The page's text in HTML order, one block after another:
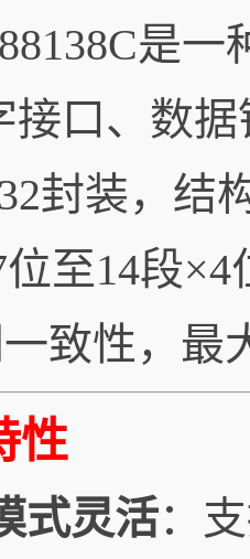
是一
接口、数
封装，结
位至14段
致性，最
性
式灵活：